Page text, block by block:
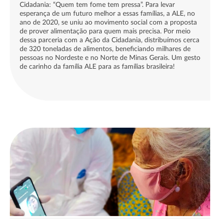
Cidadania: “Quem tem fome tem pressa”. Para levar
esperança de um futuro melhor a essas famílias, a ALE, no
ano de 2020, se uniu ao movimento social com a proposta
de prover alimentação para quem mais precisa. Por meio
dessa parceria com a Ação da Cidadania, distribuímos cerca
de 320 toneladas de alimentos, beneficiando milhares de
pessoas no Nordeste e no Norte de Minas Gerais. Um gesto
de carinho da família ALE para as famílias brasileira!